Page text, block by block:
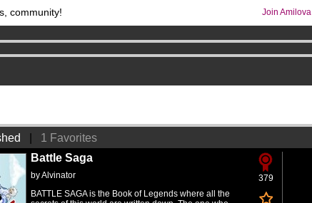
community! Join Amilova
per month !Get membership now
comics & mangas!.
1 Favorites
379
Battle Saga
byAlvinator
BATTLE SAGA is the Book of Legends where all the